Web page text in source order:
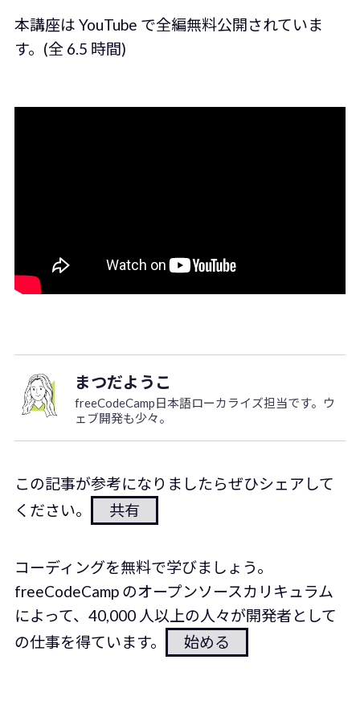
本講座は YouTube で全編無料公開されていま
す。(全 6.5 時間)
まつだようこ
freeCodeCamp日本語ローカライズ担当です。ウ
ェブ開発も少々。
この記事が参考になりましたらぜひシェアして
ください。
共有
コーディングを無料で学びましょう。
freeCodeCamp のオープンソースカリキュラム
によって、40,000 人以上の人々が開発者として
の仕事を得ています。
始める